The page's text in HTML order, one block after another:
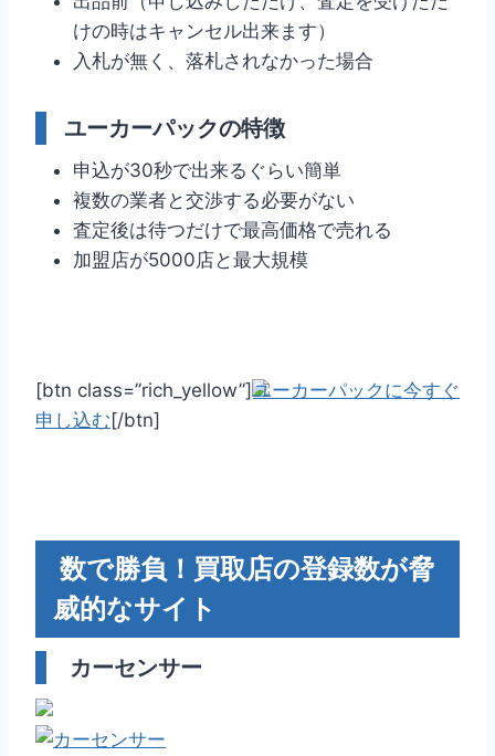
けの時はキャンセル出来ます）
入札が無く、落札されなかった場合
ユーカーパックの特徴
申込が30秒で出来るぐらい簡単
複数の業者と交渉する必要がない
査定後は待つだけで最高価格で売れる
加盟店が5000店と最大規模
[btn class=”rich_yellow”]ユーカーパックに今すぐ
申し込む[/btn]
数で勝負！買取店の登録数が脅
威的なサイト
カーセンサー